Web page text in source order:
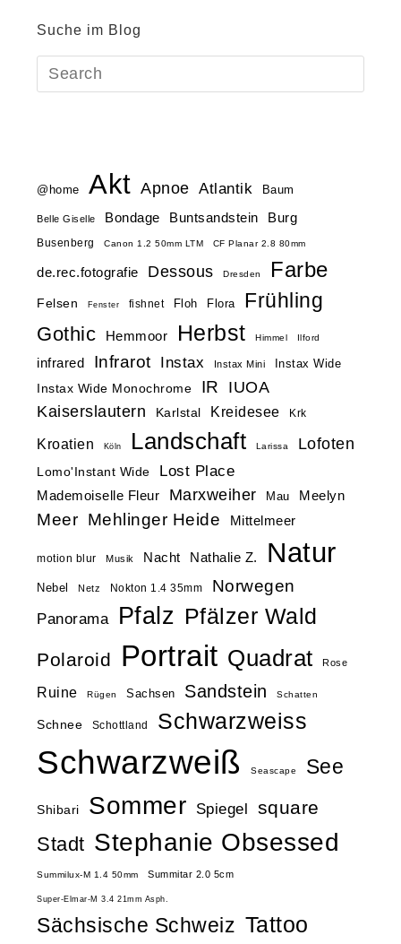
Suche im Blog
@home Akt Apnoe Atlantik Baum
Belle Giselle Bondage Buntsandstein Burg
Busenberg Canon 1.2 50mm LTM CF Planar 2.8 80mm
de.rec.fotografie Dessous Dresden Farbe
Felsen Fenster fishnet Floh Flora Frühling
Gothic Hemmoor Herbst Himmel Ilford
infrared Infrarot Instax Instax Mini
Instax Wide
Instax Wide Monochrome
IR
IUOA
Kaiserslautern
Karlstal Kreidesee Krk
Kroatien Köln Landschaft Larissa Lofoten
Lomo'Instant Wide Lost Place
Mademoiselle Fleur Marxweiher Mau Meelyn
Meer Mehlinger Heide Mittelmeer
motion blur Musik Nacht Nathalie Z. Natur
Nebel Netz Nokton 1.4 35mm Norwegen
Panorama Pfalz Pfälzer Wald
Polaroid Portrait Quadrat Rose
Ruine Rügen Sachsen Sandstein Schatten
Schnee Schottland Schwarzweiss
Schwarzweiß Seascape See
Shibari Sommer Spiegel square
Stadt Stephanie Obsessed
Summilux-M 1.4 50mm Summitar 2.0 5cm
Super-Elmar-M 3.4 21mm Asph.
Sächsische Schweiz Tattoo